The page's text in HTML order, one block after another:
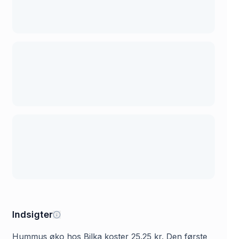
Indsigter
Hummus øko hos Bilka koster 25.25 kr. Den første